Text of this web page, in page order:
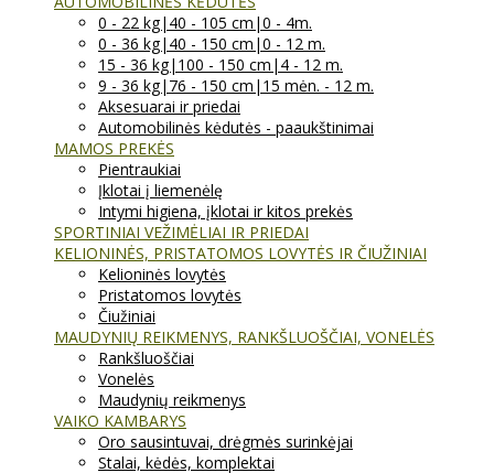
0 - 22 kg|40 - 105 cm|0 - 4m.
0 - 36 kg|40 - 150 cm|0 - 12 m.
15 - 36 kg|100 - 150 cm|4 - 12 m.
9 - 36 kg|76 - 150 cm|15 mėn. - 12 m.
Aksesuarai ir priedai
Automobilinės kėdutės - paaukštinimai
MAMOS PREKĖS
Pientraukiai
Įklotai į liemenėlę
Intymi higiena, įklotai ir kitos prekės
SPORTINIAI VEŽIMĖLIAI IR PRIEDAI
KELIONINĖS, PRISTATOMOS LOVYTĖS IR ČIUŽINIAI
Kelioninės lovytės
Pristatomos lovytės
Čiužiniai
MAUDYNIŲ REIKMENYS, RANKŠLUOŠČIAI, VONELĖS
Rankšluoščiai
Vonelės
Maudynių reikmenys
VAIKO KAMBARYS
Oro sausintuvai, drėgmės surinkėjai
Stalai, kėdės, komplektai